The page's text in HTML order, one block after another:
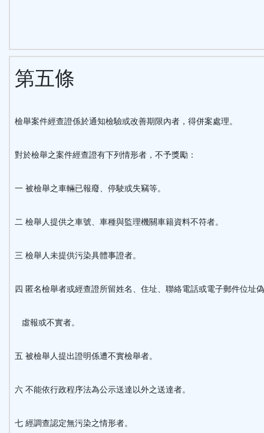
第五條
檢舉案件經查證係於通知檢驗或改善期限內者，得併案處理。
對於檢舉之案件經查證有下列情形者，不予獎勵：
一 被檢舉之車輛已報廢、停駛或失竊等。
二 檢舉人提供之車號、車種與監理機關車籍資料不符者。
三 檢舉人未提供污染具體事證者。
四 匿名檢舉者或經查證所留姓名、住址、聯絡電話或電子郵件位址
虛報或不實者。
五 被檢舉人提出證明係遭不實檢舉者。
六 不能依行政程序法為公示送達以外之送達者。
七 經調查認定無污染之情形者。